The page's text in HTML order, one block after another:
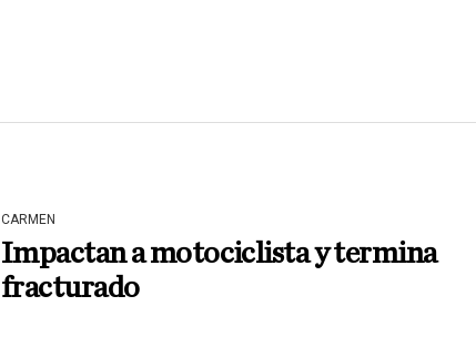
CARMEN
Impactan a motociclista y termina
fracturado